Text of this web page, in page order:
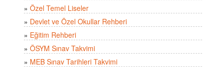
» Özel Temel Liseler
» Devlet ve Özel Okullar Rehberi
» Eğitim Rehberi
» ÖSYM Sınav Takvimi
» MEB Sınav Tarihleri Takvimi